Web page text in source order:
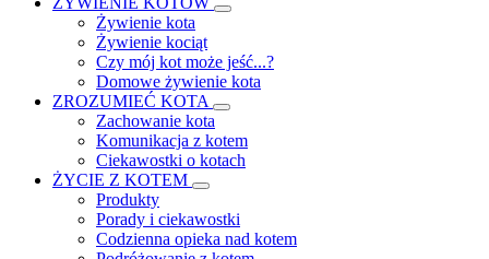
Żywienie kota
Żywienie kociąt
Czy mój kot może jeść...?
Domowe żywienie kota
ZROZUMIEĆ KOTA
Zachowanie kota
Komunikacja z kotem
Ciekawostki o kotach
ŻYCIE Z KOTEM
Produkty
Porady i ciekawostki
Codzienna opieka nad kotem